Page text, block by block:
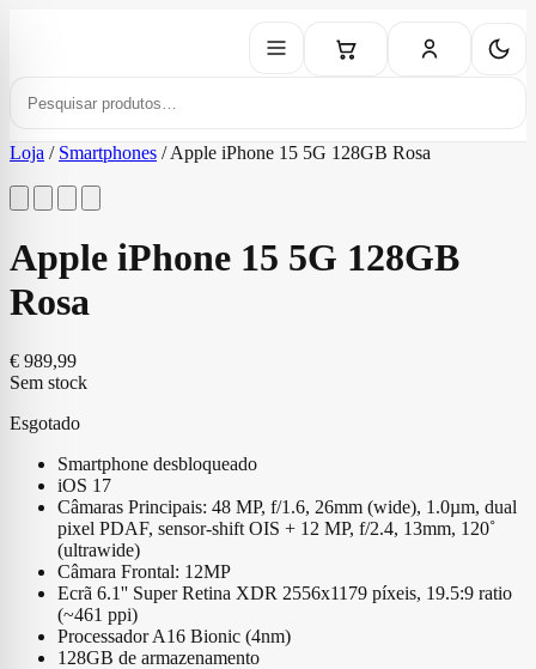
Loja / Smartphones / Apple iPhone 15 5G 128GB Rosa
Apple iPhone 15 5G 128GB
Rosa
€ 989,99
Sem stock
Esgotado
Smartphone desbloqueado
iOS 17
Câmaras Principais: 48 MP, f/1.6, 26mm (wide), 1.0µm, dual
pixel PDAF, sensor-shift OIS + 12 MP, f/2.4, 13mm, 120˚
(ultrawide)
Câmara Frontal: 12MP
Ecrã 6.1'' Super Retina XDR 2556x1179 píxeis, 19.5:9 ratio
(~461 ppi)
Processador A16 Bionic (4nm)
128GB de armazenamento